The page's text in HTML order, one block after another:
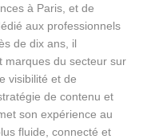
à Paris, et de
aux professionnels
de dix ans, il
marques du secteur sur
visibilité et de
de contenu et
son expérience au
fluide, connecté et